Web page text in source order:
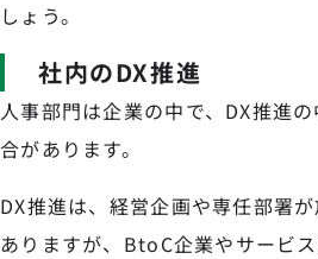
しょう。
社内のDX推進
人事部門は企業の中で、DX推進
合があります。
DX推進は、経営企画や専任部署
ありますが、BtoC企業やサービス